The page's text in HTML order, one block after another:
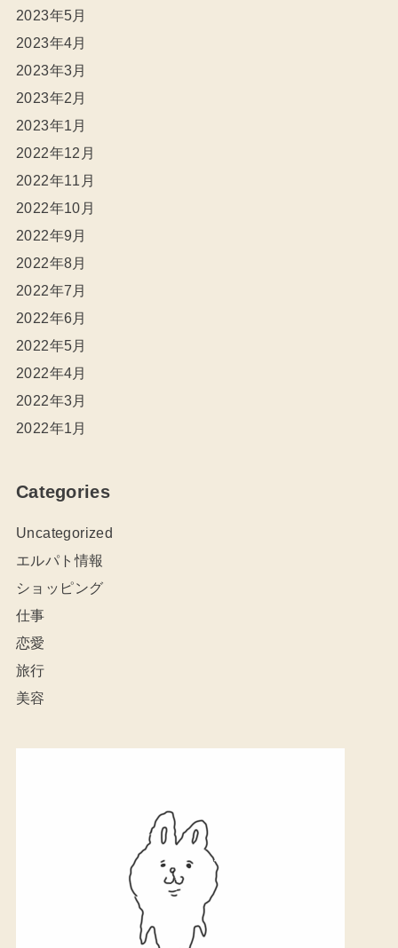
2023年5月
2023年4月
2023年3月
2023年2月
2023年1月
2022年12月
2022年11月
2022年10月
2022年9月
2022年8月
2022年7月
2022年6月
2022年5月
2022年4月
2022年3月
2022年1月
Categories
Uncategorized
エルパト情報
ショッピング
仕事
恋愛
旅行
美容